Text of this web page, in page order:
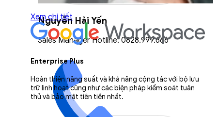
Nguyễn Hải Yến
Sales Manager Hotline: 0828.999.666
Xem chi tiết
Enterprise Plus
Hoàn thiện năng suất và khả năng cộng tác với bộ lưu
trữ linh hoạt cũng như các biện pháp kiểm soát tuân
thủ và bảo mật tiên tiến nhất.